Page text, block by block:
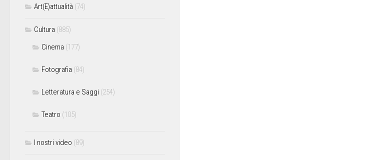
Art(E)attualità (74)
Cultura (885)
Cinema (177)
Fotografia (84)
Letteratura e Saggi (254)
Teatro (105)
I nostri video (89)